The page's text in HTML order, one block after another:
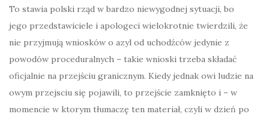
To stawia polski rząd w bardzo niewygodnej sytuacji, bo
jego przedstawiciele i apologeci wielokrotnie twierdzili, że
nie przyjmują wniosków o azyl od uchodźców jedynie z
powodów proceduralnych – takie wnioski trzeba składać
oficjalnie na przejściu granicznym. Kiedy jednak owi ludzie na
owym przejsciu się pojawili, to przejście zamknięto i – w
momencie w ktorym tłumaczę ten materiał, czyli w dzień po